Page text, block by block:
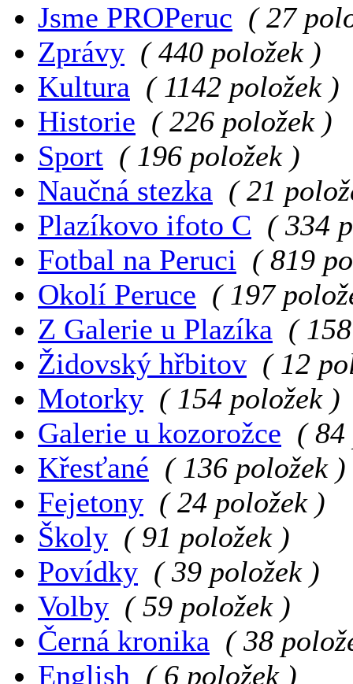
Jsme PROPeruc ( 27
Zprávy ( 440 položek )
Kultura ( 1142 položek )
Historie ( 226 položek )
Sport ( 196 položek )
Naučná stezka ( 21
Plazíkovo ifoto C ( 334
Fotbal na Peruci ( 819
Okolí Peruce ( 197
Z Galerie u Plazíka (
Židovský hřbitov ( 12
Motorky ( 154 položek )
Galerie u kozorožce ( 84
Křesťané ( 136 položek )
Fejetony ( 24 položek )
Školy ( 91 položek )
Povídky ( 39 položek )
Volby ( 59 položek )
Černá kronika ( 38
English ( 6 položek )